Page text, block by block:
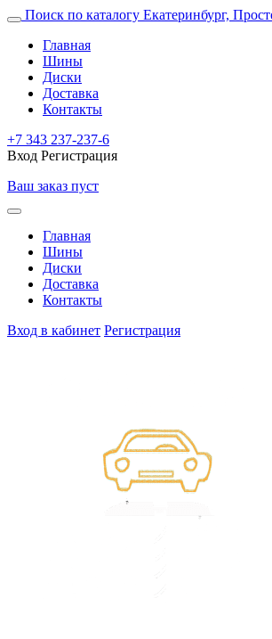
Поиск по каталогу Екатеринбург,
Главная
Шины
Диски
Доставка
Контакты
+7 343 237-237-6
Вход Регистрация
Ваш заказ пуст
Главная
Шины
Диски
Доставка
Контакты
Вход в кабинет Регистрация